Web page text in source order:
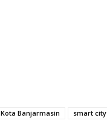
Kota Banjarmasin smart city